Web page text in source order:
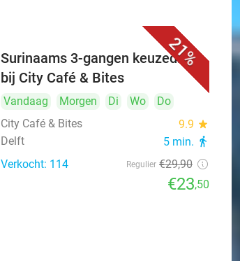
21%
Surinaams 3-gangen keuzediner
bij City Café & Bites
Vandaag Morgen Di Wo
Do
City Café & Bites
9.9 star
Delft 5 min. directions_walk
Verkocht: 114 Regulier €29,90
€23,50